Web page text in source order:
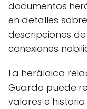
documentos
en detalles
descripciones
conexiones
La heráldica
Guardo puede
valores e